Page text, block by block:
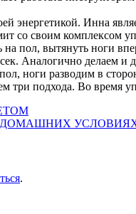
энергетикой. Инна
со своим
пол, вытянуть ноги
Аналогично делаем
ноги разводим в
три подхода. Во время
ДОМАШНИХ
.